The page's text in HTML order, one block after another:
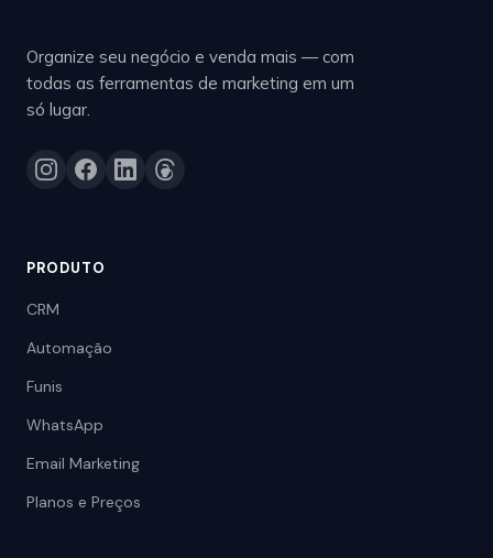
Organize seu negócio e venda mais — com
todas as ferramentas de marketing em um
só lugar.
PRODUTO
CRM
Automação
Funis
WhatsApp
Email Marketing
Planos e Preços